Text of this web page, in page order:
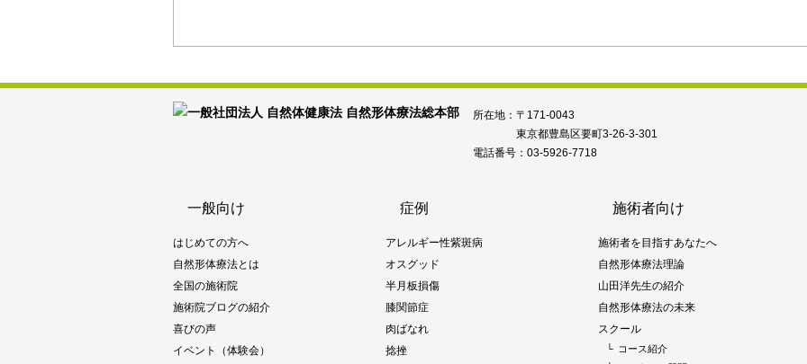
所在地：〒171-0043
東京都豊島区要町3-26-3-301
電話番号：03-5926-7718
一般向け
はじめての方へ
自然形体療法とは
全国の施術院
施術院ブログの紹介
喜びの声
イベント（体験会）
症例
アレルギー性紫斑病
オスグッド
半月板損傷
膝関節症
肉ばなれ
捻挫
施術者向け
施術者を目指すあなたへ
自然形体療法理論
山田洋先生の紹介
自然形体療法の未来
スクール
└ コース紹介